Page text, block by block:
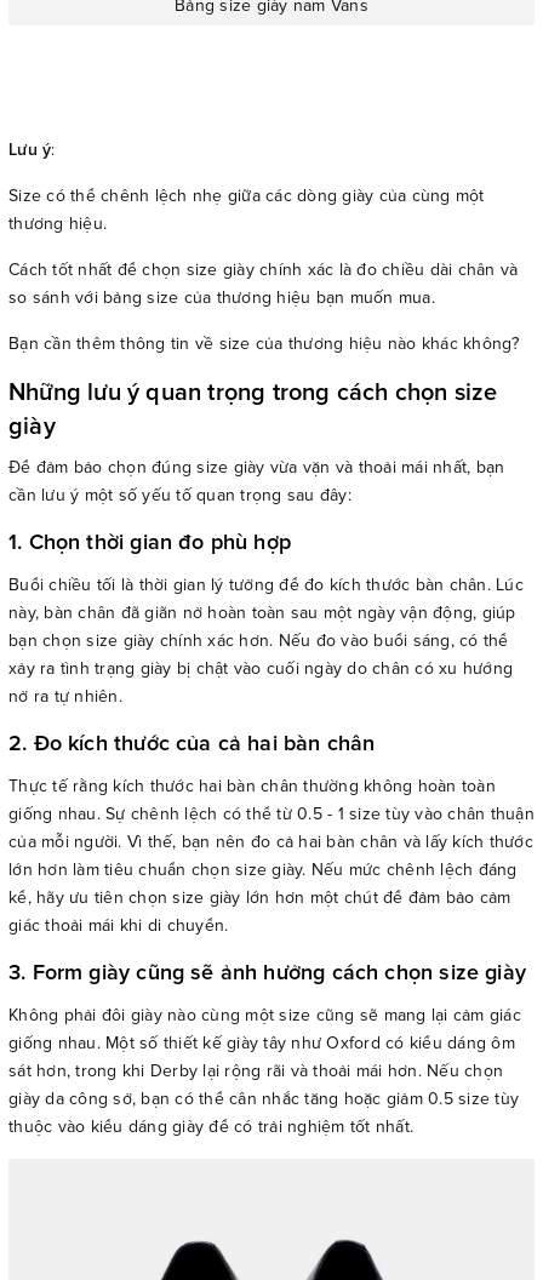
Bảng size giày nam Vans
Lưu ý:
Size có thể chênh lệch nhẹ giữa các dòng giày của cùng một
thương hiệu.
Cách tốt nhất để chọn size giày chính xác là đo chiều dài chân và
so sánh với bảng size của thương hiệu bạn muốn mua.
Bạn cần thêm thông tin về size của thương hiệu nào khác không?
Những lưu ý quan trọng trong cách chọn size
giày
Để đảm bảo chọn đúng size giày vừa vặn và thoải mái nhất, bạn
cần lưu ý một số yếu tố quan trọng sau đây:
1. Chọn thời gian đo phù hợp
Buổi chiều tối là thời gian lý tưởng để đo kích thước bàn chân. Lúc
này, bàn chân đã giãn nở hoàn toàn sau một ngày vận động, giúp
bạn chọn size giày chính xác hơn. Nếu đo vào buổi sáng, có thể
xảy ra tình trạng giày bị chật vào cuối ngày do chân có xu hướng
nở ra tự nhiên.
2. Đo kích thước của cả hai bàn chân
Thực tế rằng kích thước hai bàn chân thường không hoàn toàn
giống nhau. Sự chênh lệch có thể từ 0.5 - 1 size tùy vào chân thuận
của mỗi người. Vì thế, bạn nên đo cả hai bàn chân và lấy kích thước
lớn hơn làm tiêu chuẩn chọn size giày. Nếu mức chênh lệch đáng
kể, hãy ưu tiên chọn size giày lớn hơn một chút để đảm bảo cảm
giác thoải mái khi di chuyển.
3. Form giày cũng sẽ ảnh hưởng cách chọn size giày
Không phải đôi giày nào cùng một size cũng sẽ mang lại cảm giác
giống nhau. Một số thiết kế giày tây như Oxford có kiểu dáng ôm
sát hơn, trong khi Derby lại rộng rãi và thoải mái hơn. Nếu chọn
giày da công sở, bạn có thể cân nhắc tăng hoặc giảm 0.5 size tùy
thuộc vào kiểu dáng giày để có trải nghiệm tốt nhất.